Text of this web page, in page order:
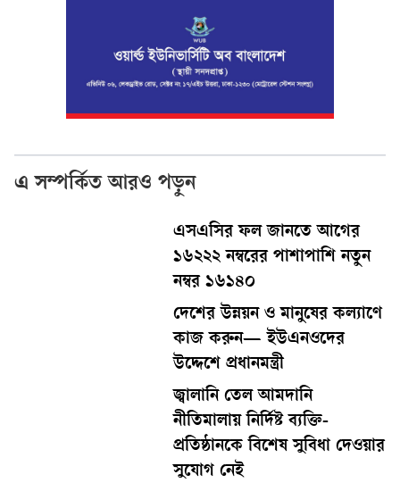
এ সম্পর্কিত আরও পড়ুন
এসএসির ফল জানতে আগের
১৬২২২ নম্বরের পাশাপাশি নতুন
নম্বর ১৬১৪০
দেশের উন্নয়ন ও মানুষের কল্যাণে
কাজ করুন— ইউএনওদের
উদ্দেশে প্রধানমন্ত্রী
জ্বালানি তেল আমদানি
নীতিমালায় নির্দিষ্ট ব্যক্তি-
প্রতিষ্ঠানকে বিশেষ সুবিধা দেওয়ার
সুযোগ নেই